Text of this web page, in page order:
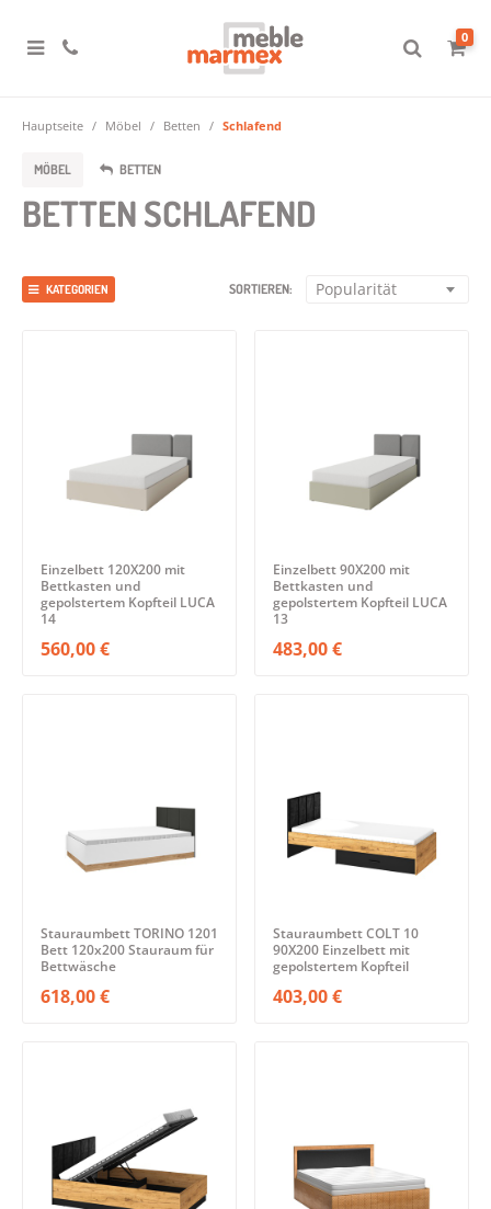
0
Hauptseite Möbel Betten Schlafend
MÖBEL BETTEN
BETTEN SCHLAFEND
KATEGORIEN SORTIEREN: Popularität
Einzelbett 120X200 mit
Bettkasten und
gepolstertem Kopfteil LUCA
14
560,00 €
Einzelbett 90X200 mit
Bettkasten und
gepolstertem Kopfteil LUCA
13
483,00 €
Stauraumbett TORINO 1201
Bett 120x200 Stauraum für
Bettwäsche
618,00 €
Stauraumbett COLT 10
90X200 Einzelbett mit
gepolstertem Kopfteil
403,00 €